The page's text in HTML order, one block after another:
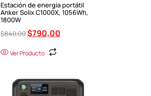
Estación de energía portátil
Anker Solix C1000X, 1056Wh,
1800W
$840,00$790,00
Ver Producto